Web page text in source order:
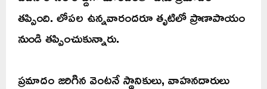
తప్పింది. లోపల ఉన్నవారందరూ తృటిలో ప్రాణాపాయం
నుండి తప్పించుకున్నారు.
ప్రమాదం జరిగిన వెంటనే స్థానికులు, వాహనదారులు